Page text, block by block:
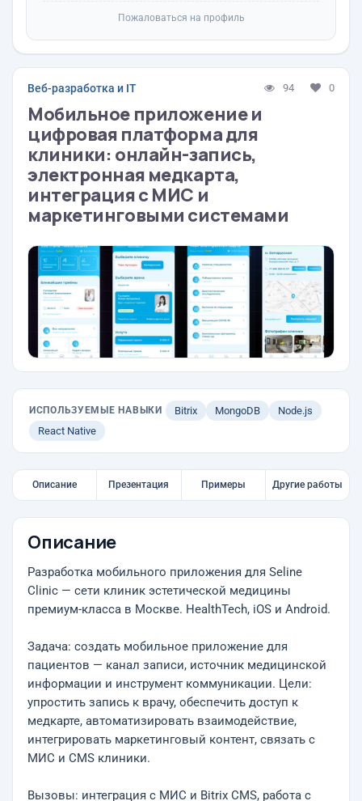
Пожаловаться на профиль
Веб-разработка и IT 94 0
Мобильное приложение и
цифровая платформа для
клиники: онлайн-запись,
электронная медкарта,
интеграция с МИС и
маркетинговыми системами
ИСПОЛЬЗУЕМЫЕ НАВЫКИ Bitrix MongoDB
Node.js
React Native
Описание Презентация Примеры Другие работы
Описание
Разработка мобильного приложения для Seline
Clinic — сети клиник эстетической медицины
премиум-класса в Москве. HealthTech, iOS и Android.
Задача: создать мобильное приложение для
пациентов — канал записи, источник медицинской
информации и инструмент коммуникации. Цели:
упростить запись к врачу, обеспечить доступ к
медкарте, автоматизировать взаимодействие,
интегрировать маркетинговый контент, связать с
МИС и CMS клиники.
Вызовы: интеграция с МИС и Bitrix CMS, работа с